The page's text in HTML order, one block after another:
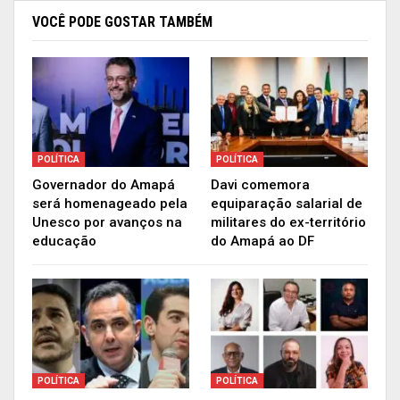
COVID-19”, completa Marco Túlio. Ele acrescenta
ainda: “Não sou contra as medidas restritivas,
pelo contrário, mas não concordo com o
fechamento total”, pontua.
O médico prevê que, segundo estudos, é provável
que o Estado do Amapá já tenha iniciado o
processo de declínio da curva da COVID-19.
Votação
VOCÊ PODE GOSTAR TAMBÉM
POLÍTICA
Governador do Amapá
será homenageado pela
Unesco por avanços na
educação
POLÍTICA
Davi comemora
equiparação salarial de
militares do ex-território
do Amapá ao DF
POLÍTICA POLÍTICA